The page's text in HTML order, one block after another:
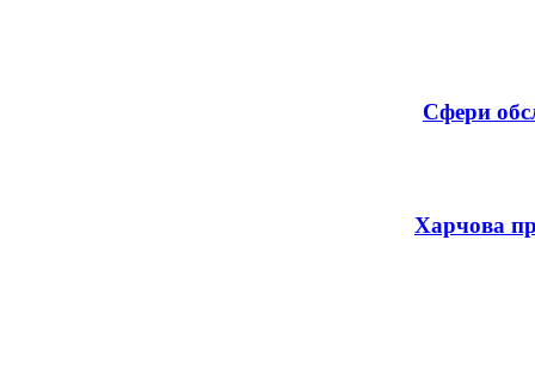
Сфери
Харчова